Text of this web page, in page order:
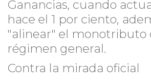
Ganancias, cuando
hace el 1 por ciento,
"alinear" el monotributo
régimen general.
Contra la mirada oficial